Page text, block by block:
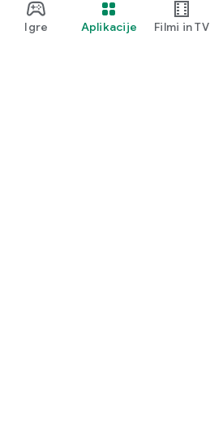
Igre Aplikacije Filmi in TV